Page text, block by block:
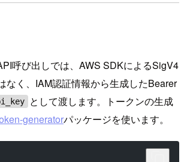
呼び出しでは、AWS SDKによるSigV4
なく、IAM認証情報から生成したBearer
として渡します。トークンの生成
generatorパッケージを使います。